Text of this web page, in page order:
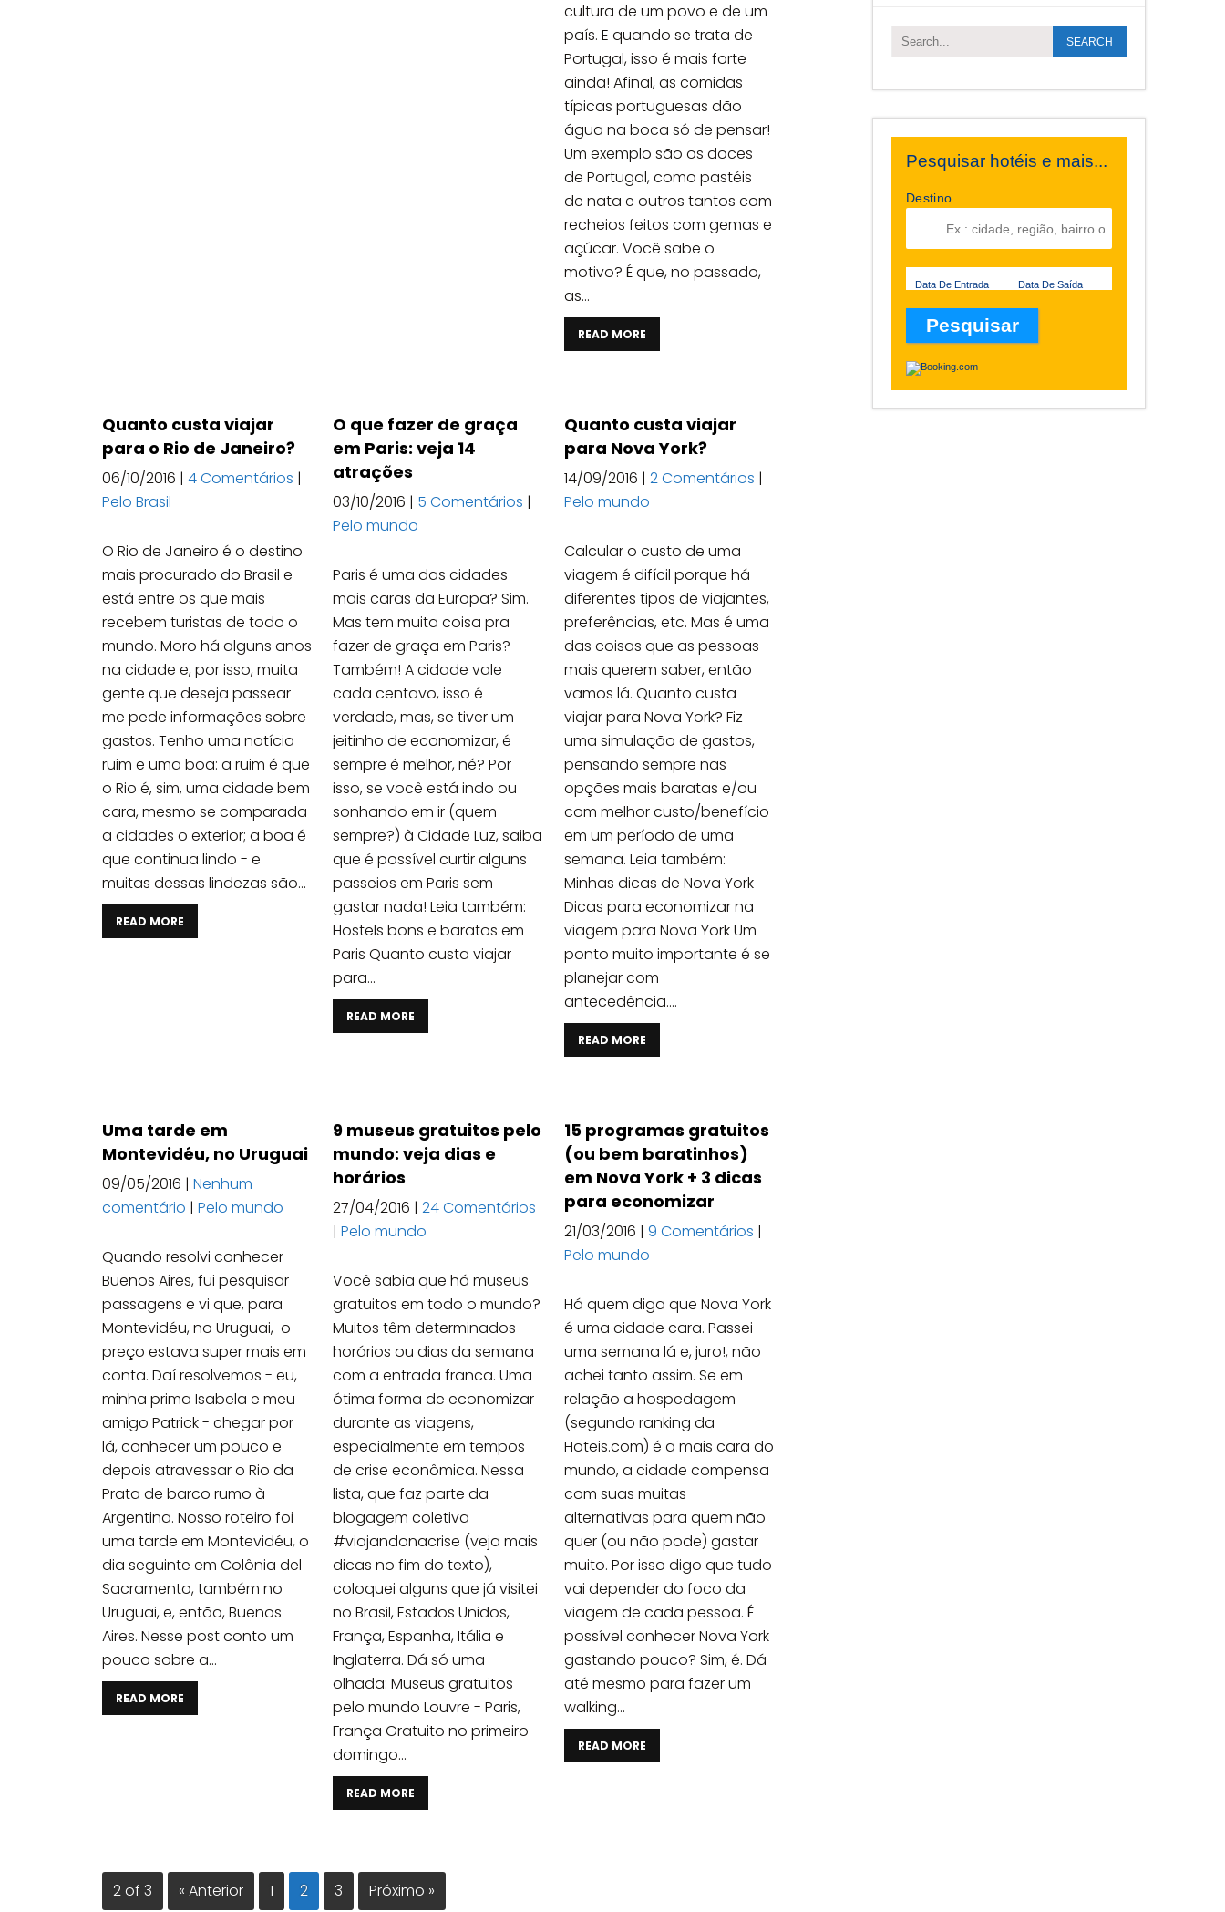
cultura de um povo e de um
país. E quando se trata de
Portugal, isso é mais forte
ainda! Afinal, as comidas
típicas portuguesas dão
água na boca só de pensar!
Um exemplo são os doces
de Portugal, como pastéis
de nata e outros tantos com
recheios feitos com gemas e
açúcar. Você sabe o
motivo? É que, no passado,
as...
READ MORE
Quanto custa viajar
para o Rio de Janeiro?
06/10/2016 | 4 Comentários |
Pelo Brasil
O Rio de Janeiro é o destino
mais procurado do Brasil e
está entre os que mais
recebem turistas de todo o
mundo. Moro há alguns anos
na cidade e, por isso, muita
gente que deseja passear
me pede informações sobre
gastos. Tenho uma notícia
ruim e uma boa: a ruim é que
o Rio é, sim, uma cidade bem
cara, mesmo se comparada
a cidades o exterior; a boa é
que continua lindo - e
muitas dessas lindezas são...
READ MORE
O que fazer de graça
em Paris: veja 14
atrações
03/10/2016 | 5 Comentários |
Pelo mundo
Paris é uma das cidades
mais caras da Europa? Sim.
Mas tem muita coisa pra
fazer de graça em Paris?
Também! A cidade vale
cada centavo, isso é
verdade, mas, se tiver um
jeitinho de economizar, é
sempre é melhor, né? Por
isso, se você está indo ou
sonhando em ir (quem
sempre?) à Cidade Luz, saiba
que é possível curtir alguns
passeios em Paris sem
gastar nada! Leia também:
Hostels bons e baratos em
Paris Quanto custa viajar
para...
READ MORE
Quanto custa viajar
para Nova York?
14/09/2016 | 2 Comentários |
Pelo mundo
Calcular o custo de uma
viagem é difícil porque há
diferentes tipos de viajantes,
preferências, etc. Mas é uma
das coisas que as pessoas
mais querem saber, então
vamos lá. Quanto custa
viajar para Nova York? Fiz
uma simulação de gastos,
pensando sempre nas
opções mais baratas e/ou
com melhor custo/benefício
em um período de uma
semana. Leia também:
Minhas dicas de Nova York
Dicas para economizar na
viagem para Nova York Um
ponto muito importante é se
planejar com
antecedência....
READ MORE
Uma tarde em
Montevidéu, no Uruguai
09/05/2016 | Nenhum
comentário | Pelo mundo
Quando resolvi conhecer
Buenos Aires, fui pesquisar
passagens e vi que, para
Montevidéu, no Uruguai, o
preço estava super mais em
conta. Daí resolvemos - eu,
minha prima Isabela e meu
amigo Patrick - chegar por
lá, conhecer um pouco e
depois atravessar o Rio da
Prata de barco rumo à
Argentina. Nosso roteiro foi
uma tarde em Montevidéu, o
dia seguinte em Colônia del
Sacramento, também no
Uruguai, e, então, Buenos
Aires. Nesse post conto um
pouco sobre a...
READ MORE
9 museus gratuitos pelo
mundo: veja dias e
horários
27/04/2016 |24 Comentários
|Pelo mundo
Você sabia que há museus
gratuitos em todo o mundo?
Muitos têm determinados
horários ou dias da semana
com a entrada franca. Uma
ótima forma de economizar
durante as viagens,
especialmente em tempos
de crise econômica. Nessa
lista, que faz parte da
blogagem coletiva
#viajandonacrise (veja mais
dicas no fim do texto),
coloquei alguns que já visitei
no Brasil, Estados Unidos,
França, Espanha, Itália e
Inglaterra. Dá só uma
olhada: Museus gratuitos
pelo mundo Louvre - Paris,
França Gratuito no primeiro
domingo...
READ MORE
15 programas gratuitos
(ou bem baratinhos)
em Nova York + 3 dicas
para economizar
21/03/2016 | 9 Comentários |
Pelo mundo
Há quem diga que Nova York
é uma cidade cara. Passei
uma semana lá e, juro!, não
achei tanto assim. Se em
relação a hospedagem
(segundo ranking da
Hoteis.com) é a mais cara do
mundo, a cidade compensa
com suas muitas
alternativas para quem não
quer (ou não pode) gastar
muito. Por isso digo que tudo
vai depender do foco da
viagem de cada pessoa. É
possível conhecer Nova York
gastando pouco? Sim, é. Dá
até mesmo para fazer um
walking...
READ MORE
2 of 3 « Anterior 1 2 3 Próximo »
Pesquisar hotéis e mais...
Destino
Data De Entrada Data De Saída